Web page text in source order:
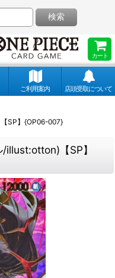
カート
検索
ご利用案内 店頭受取について
SP】{OP06-007}
illust:otton)【SP】